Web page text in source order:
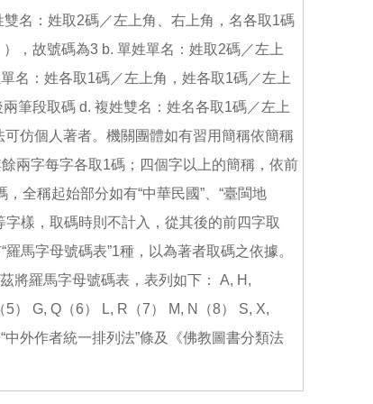
名：姓取2碼／左上角、右上角，名各取1碼
，故號碼為3 b. 單姓單名：姓取2碼／左上
名：姓各取1碼／左上角，姓各取1碼／左上
筆段取碼 d. 複姓雙名：姓名各取1碼／左上
仿個人著者。機關團體如有習用簡稱依簡稱
兩字每字各取1碼；四個字以上的簡稱，依前
全稱起始部分如有“中華民國”、“臺閩地
字樣，取碼時則不計入，從其後的前四字取
馬字母號碼表”1種，以為著者取碼之依據。
將羅馬字母號碼表，表列如下： A, H,
） G, Q（6） L, R（7） M, N（8） S, X,
外作者統一排列法”條及《佛教圖書分類法